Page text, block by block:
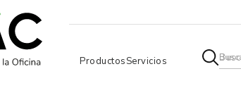
ProductosServicios